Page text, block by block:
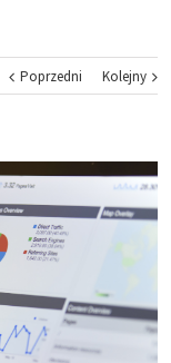
Poprzedni Kolejny